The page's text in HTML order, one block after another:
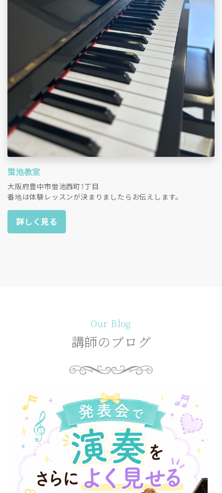
蛍池教室
大阪府豊中市蛍池西町1丁目
番地は体験レッスンが決まりましたらお伝えします。
詳しく見る
Our Blog
講師のブログ